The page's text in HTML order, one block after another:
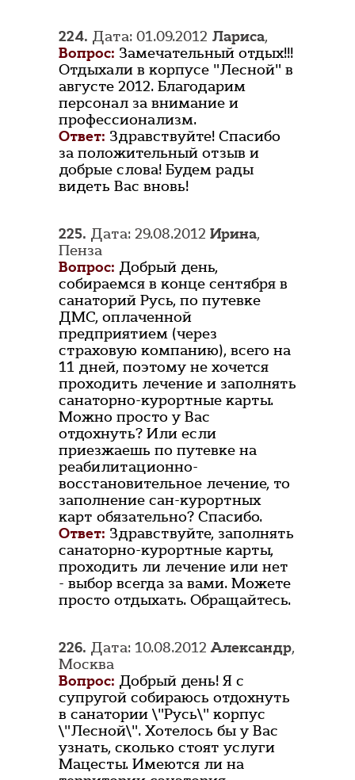
224. Дата: 01.09.2012 Лариса,
Вопрос: Замечательный отдых!!!
Отдыхали в корпусе "Лесной" в
августе 2012. Благодарим
персонал за внимание и
профессионализм.
Ответ: Здравствуйте! Спасибо
за положительный отзыв и
добрые слова! Будем рады
видеть Вас вновь!
225. Дата: 29.08.2012 Ирина,
Пенза
Вопрос: Добрый день,
собираемся в конце сентября в
санаторий Русь, по путевке
ДМС, оплаченной
предприятием (через
страховую компанию), всего на
11 дней, поэтому не хочется
проходить лечение и заполнять
санаторно-курортные карты.
Можно просто у Вас
отдохнуть? Или если
приезжаешь по путевке на
реабилитационно-
восстановительное лечение, то
заполнение сан-курортных
карт обязательно? Спасибо.
Ответ: Здравствуйте, заполнять
санаторно-курортные карты,
проходить ли лечение или нет
- выбор всегда за вами. Можете
просто отдыхать. Обращайтесь.
226. Дата: 10.08.2012Александр,
Москва
Вопрос: Добрый день! Я с
супругой собираюсь отдохнуть
в санатории \"Русь\" корпус
\"Лесной\". Хотелось бы у Вас
узнать, сколько стоят услуги
Мацесты. Имеются ли на